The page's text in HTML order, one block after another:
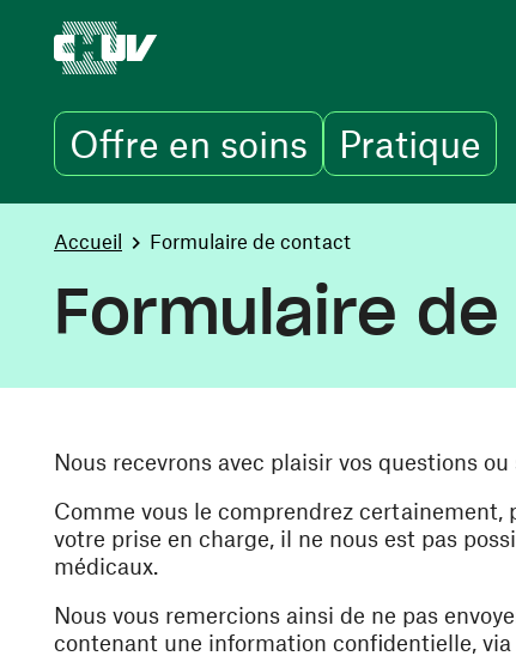
Offre en soins Pratique
You are here:
Accueil Formulaire de contact
Formulaire
Nous recevrons avec plaisir vos questions
Comme vous le comprendrez
votre prise en charge, il ne nous est pas
médicaux.
Nous vous remercions ainsi de ne pas
contenant une information confidentielle,